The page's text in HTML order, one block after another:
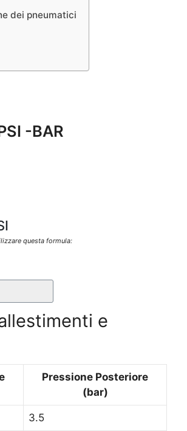
dei pneumatici
-BAR
questa formula:
e
Pressione Posteriore
(bar)
3.5